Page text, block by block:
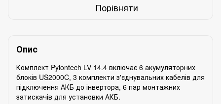
Порівняти
Опис
Комплект Pylontech LV 14.4 включає 6 акумуляторних
блоків US2000C, 3 комплекти з'єднувальних кабелів для
підключення АКБ до інвертора, 6 пар монтажних
затискачів для установки АКБ.